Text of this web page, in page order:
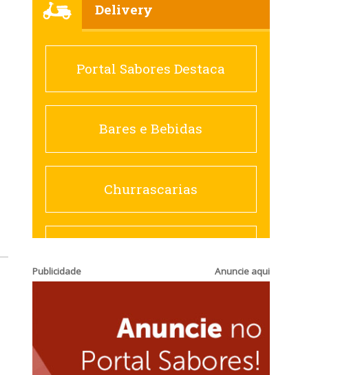
Cafés
Churrascarias
Comida saudável
Contemporânea
Espanhola
Delivery
Portal Sabores Destaca
Bares e Bebidas
Churrascarias
Sanduicherias
Publicidade Anuncie aqui